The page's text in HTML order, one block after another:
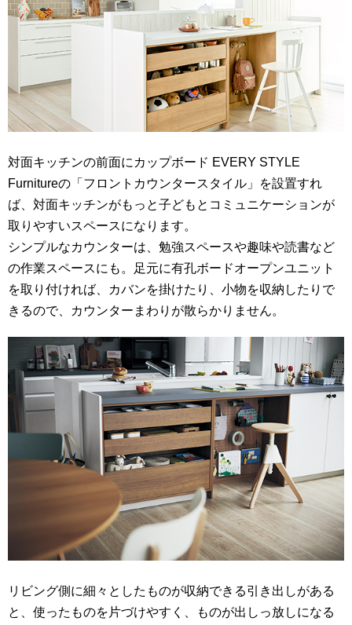
対面キッチンの前面にカップボード EVERY STYLE
Furnitureの「フロントカウンタースタイル」を設置すれ
ば、対面キッチンがもっと子どもとコミュニケーションが
取りやすいスペースになります。
シンプルなカウンターは、勉強スペースや趣味や読書など
の作業スペースにも。足元に有孔ボードオープンユニット
を取り付ければ、カバンを掛けたり、小物を収納したりで
きるので、カウンターまわりが散らかりません。
リビング側に細々としたものが収納できる引き出しがある
と、使ったものを片づけやすく、ものが出しっ放しになる